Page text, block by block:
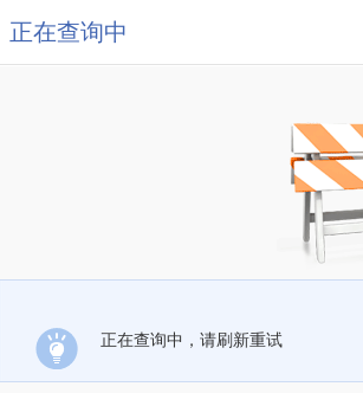
正在查询中
正在查询中，请刷新重试